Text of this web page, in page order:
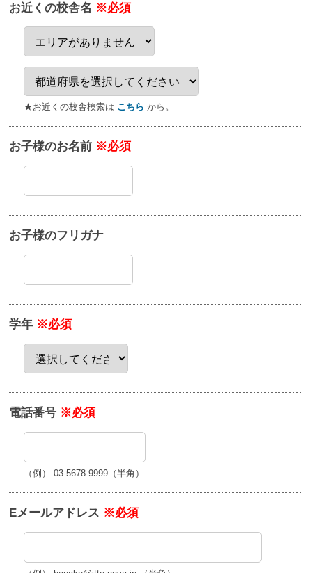
お近くの校舎名 ※必須
★お近くの校舎検索は こちら から。
お子様のお名前 ※必須
お子様のフリガナ
学年 ※必須
電話番号 ※必須
（例） 03-5678-9999（半角）
Eメールアドレス ※必須